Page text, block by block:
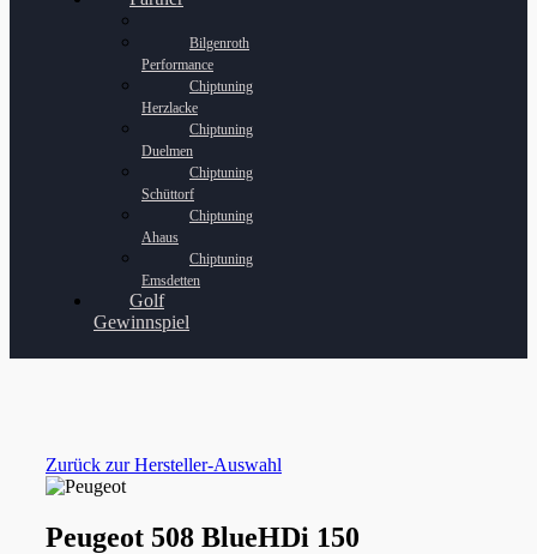
Bilgenroth
Performance
Chiptuning
Herzlacke
Chiptuning
Duelmen
Chiptuning
Schüttorf
Chiptuning
Ahaus
Chiptuning
Emsdetten
Golf
Gewinnspiel
Zurück zur Hersteller-Auswahl
Peugeot 508 BlueHDi 150